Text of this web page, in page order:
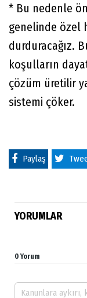
* Bu nedenle
genelinde özel
durduracağız.
koşulların
çözüm üretilir
sistemi çöker.
Paylaş
YORUMLAR
0 Yorum